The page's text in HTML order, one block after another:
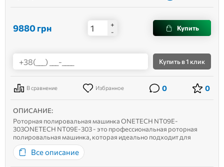
9880грн
+
-
Купить
Купитьв 1 клик
В сравнение Избранное 0 0
ОПИСАНИЕ:
Роторная полировальная машинка ONETECH NT09E-
303ONETECH NT09E-303 - это профессиональная роторная
полировальная машинка, которая идеально подходит для
интенсивного использования в авторемонтной сфере и
промышленности. Оснащенная мощным 1200-ваттным
двигателем (с пиковой мощностью 1800 Вт), она работ...
Все описание